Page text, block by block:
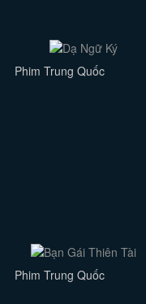
Phim Trung Quốc
Phim Trung Quốc